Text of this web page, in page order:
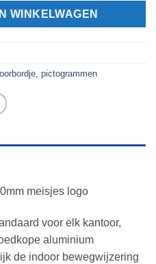
WINKELWAGEN
pictogrammen
meisjes logo
voor elk kantoor,
aluminium
de indoor bewegwijzering